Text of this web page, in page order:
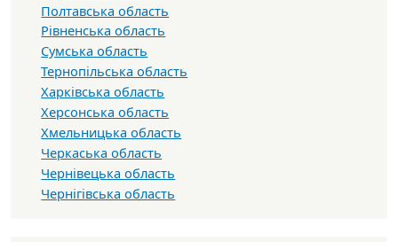
Полтавська область
Рівненська область
Сумська область
Тернопільська область
Харківська область
Херсонська область
Хмельницька область
Черкаська область
Чернівецька область
Чернігівська область